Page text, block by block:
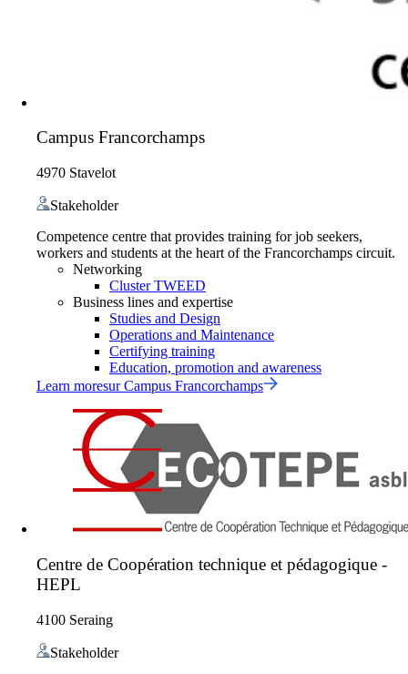
Campus Francorchamps
4970 Stavelot
Stakeholder
Competence centre that provides training for job seekers,
workers and students at the heart of the Francorchamps circuit.
Networking
Cluster TWEED
Business lines and expertise
Studies and Design
Operations and Maintenance
Certifying training
Education, promotion and awareness
Learn moresurCampus Francorchamps
Centre de Coopération technique et pédagogique -
HEPL
4100 Seraing
Stakeholder